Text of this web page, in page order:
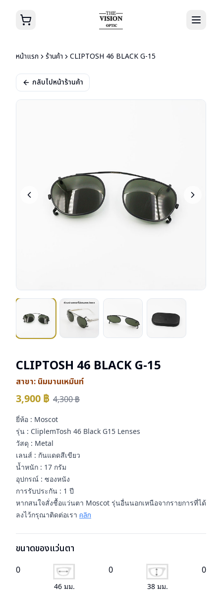
หน้าแรก ร้านค้า CLIPTOSH 46 BLACK G-15
กลับไปหน้าร้านค้า
CLIPTOSH 46 BLACK G-15
สาขา: นิมมานเหมินท์
3,900 ฿ 4,300฿
ยี่ห้อ : Moscot
รุ่น : CliplemTosh 46 Black G15 Lenses
วัสดุ : Metal
เลนส์ : กันแดดสีเขียว
น้ำหนัก : 17 กรัม
อุปกรณ์ : ซองหนัง
การรับประกัน : 1 ปี
หากสนใจสั่งชื้อแว่นตา Moscot รุ่นอื่นนอกเหนือจากรายการที่ได้
ลงไว้กรุณาติดต่อเรา คลิก
ขนาดของแว่นตา
0
46 มม.
0
38มม.
0